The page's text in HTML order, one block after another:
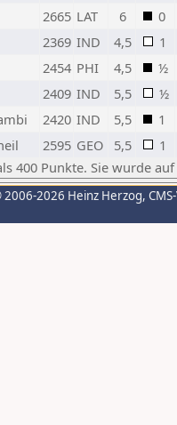
2665 LAT 6
0
2369 IND 4,5
1
2454 PHI 4,5
½
2409 IND 5,5
½
2420 IND 5,5
1
2595 GEO 5,5
1
400 Punkte. Sie wurde
2026 Heinz Herzog,